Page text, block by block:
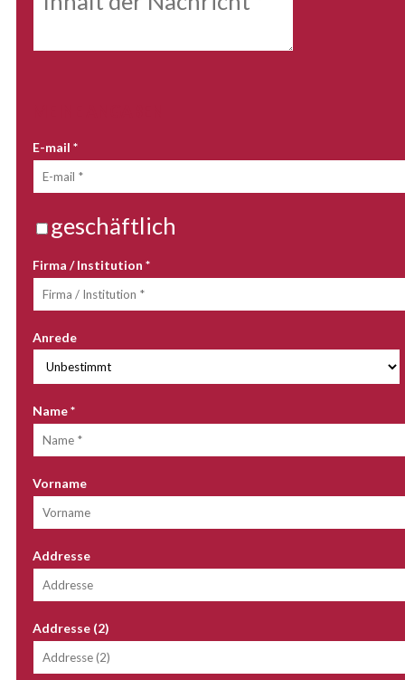
E-mail *
geschäftlich
Firma / Institution *
Anrede
Name*
Vorname
Addresse
Addresse (2)